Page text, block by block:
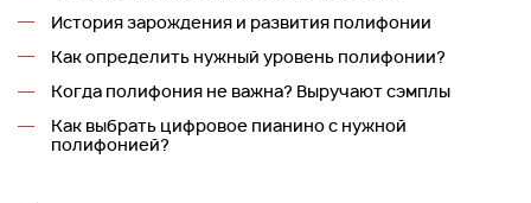
История зарождения и развития полифонии
Как определить нужный уровень полифонии?
Когда полифония не важна? Выручают сэмплы
Как выбрать цифровое пианино с нужной
полифонией?